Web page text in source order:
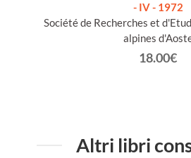
- IV - 1972
Société de Recherches et
alpines
18.00€
Altri libri